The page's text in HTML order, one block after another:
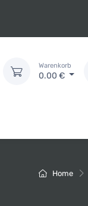
Warenkorb
0.00 €
Home